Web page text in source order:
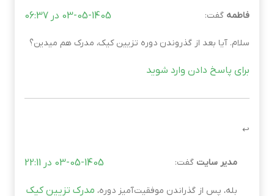
فاطمه گفت: 03-05-1405 در 06:37
سلام. آیا بعد از گذروندن دوره تزیین کیک، مدرک هم میدین؟
برای پاسخ دادن وارد شوید
مدیر سایت گفت: 03-05-1405 در 22:11
بله، پس از گذراندن موفقیت‌آمیز دوره،مدرک تزیین کیک